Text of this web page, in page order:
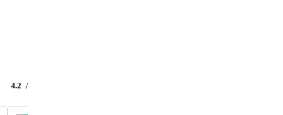
4.2 Atrakce v okolí